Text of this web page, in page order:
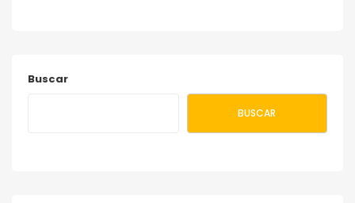
Buscar
BUSCAR